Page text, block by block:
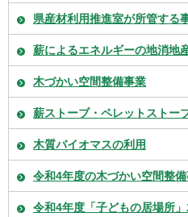
県産材利用推進室が所管する
薪によるエネルギーの地消地
木づかい空間整備事業
薪ストーブ・ペレットストー
木質バイオマスの利用
令和4年度の木づかい空間整
令和4年度「子どもの居場所